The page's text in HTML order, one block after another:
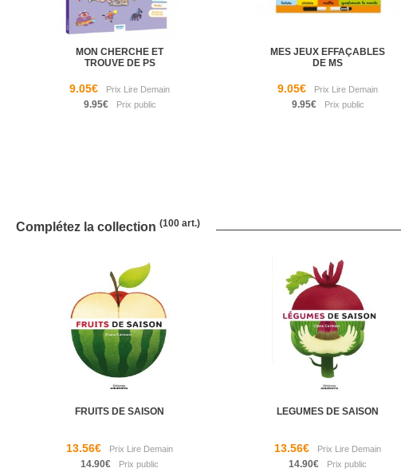
MON CHERCHE ET
TROUVE DE PS
9.05€
9.95€
MES JEUX EFFAÇABLES
DE MS
9.05€
9.95€
Complétez la collection (100 art.)
FRUITS DE SAISON
13.56€
14.90€
LEGUMES DE SAISON
13.56€
14.90€